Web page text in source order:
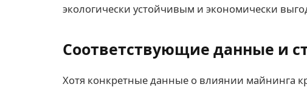
экологически устойчивым и экономически
Соответствующие данные и
Хотя конкретные данные о влиянии майнинга